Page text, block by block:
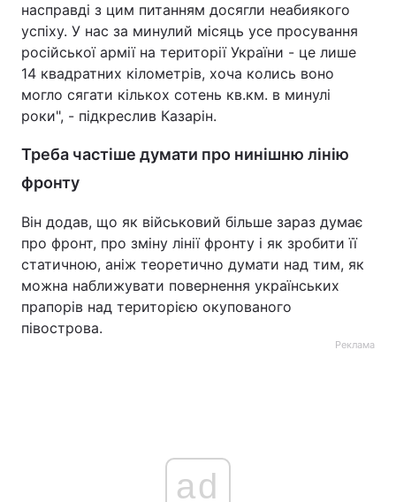
насправді з цим питанням досягли неабиякого
успіху. У нас за минулий місяць усе просування
російської армії на території України - це лише
14 квадратних кілометрів, хоча колись воно
могло сягати кількох сотень кв.км. в минулі
роки", - підкреслив Казарін.
Треба частіше думати про нинішню лінію
фронту
Він додав, що як військовий більше зараз думає
про фронт, про зміну лінії фронту і як зробити її
статичною, аніж теоретично думати над тим, як
можна наближувати повернення українських
прапорів над територією окупованого
півострова.
Реклама
ad